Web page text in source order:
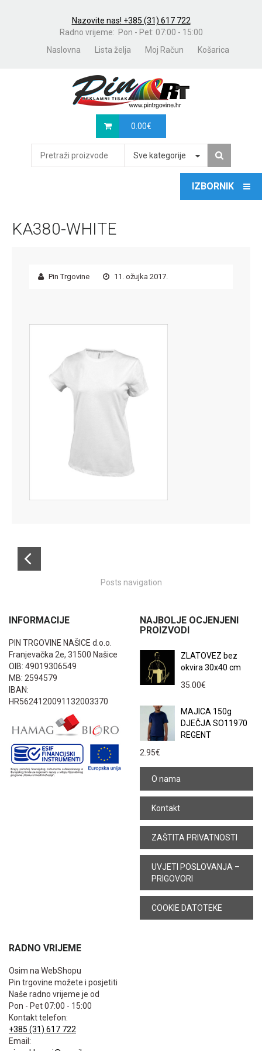
Nazovite nas! +385 (31) 617 722
Radno vrijeme: Pon - Pet: 07:00 - 15:00
Naslovna
Lista želja Moj Račun Košarica
0.00€
Sve kategorije
KA380-WHITE
Pin Trgovine 11. ožujka 2017.
Posts navigation
INFORMACIJE
PIN TRGOVINE NAŠICE d.o.o.
Franjevačka 2e, 31500 Našice
OIB: 49019306549
MB: 2594579
IBAN:
HR5624120091132003370
NAJBOLJE OCJENJENI
PROIZVODI
ZLATOVEZ bez
okvira 30x40 cm
35.00€
MAJICA 150g
DJEČJA SO11970
REGENT
2.95€
O nama
Kontakt
ZAŠTITA PRIVATNOSTI
UVJETI POSLOVANJA –
PRIGOVORI
COOKIE DATOTEKE
RADNO VRIJEME
Osim na WebShopu
Pin trgovine možete i posjetiti
Naše radno vrijeme je od
Pon - Pet 07:00 - 15:00
Kontakt telefon:
+385 (31) 617 722
Email: